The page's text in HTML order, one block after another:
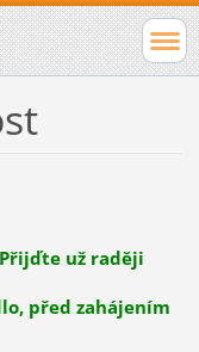
Přijďte už raději
před zahájením